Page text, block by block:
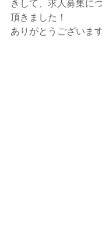
きして、求人募集に
頂きました！
ありがとうございま